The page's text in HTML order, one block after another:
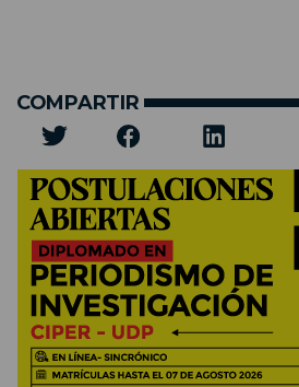
COMPARTIR